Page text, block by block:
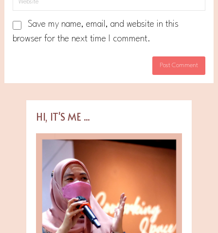
Save my name, email, and website in this
browser for the next time I comment.
HI, IT'S ME ...